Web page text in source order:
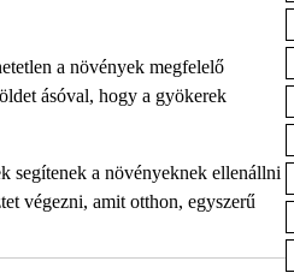
a növények megfelelő
ásóval, hogy a gyökerek
segítenek a növényeknek ellenállni
végezni, amit otthon, egyszerű